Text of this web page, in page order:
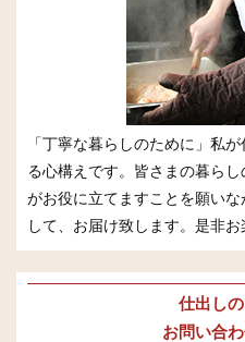
「丁寧な暮らしのために」私
る心構えです。皆さまの暮ら
がお役に立てますことを願い
して、お届け致します。是非お
仕出し
お問い合